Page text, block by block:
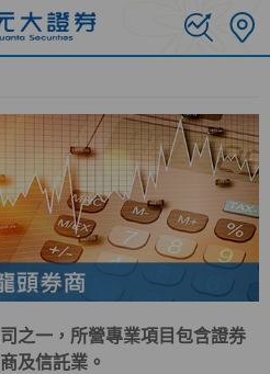
之一，所營專業項目包含證券
及信託業。